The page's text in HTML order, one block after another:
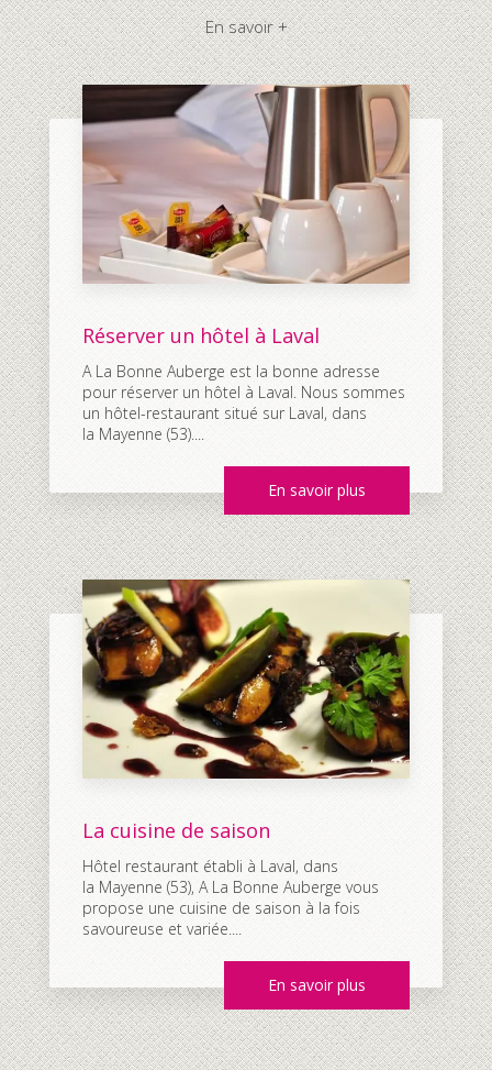
En savoir +
Réserver un hôtel à Laval
A La Bonne Auberge est la bonne adresse
pour réserver un hôtel à Laval. Nous sommes
un hôtel-restaurant situé sur Laval, dans
la Mayenne (53)....
En savoir plus
La cuisine de saison
Hôtel restaurant établi à Laval, dans
la Mayenne (53), A La Bonne Auberge vous
propose une cuisine de saison à la fois
savoureuse et variée....
En savoir plus